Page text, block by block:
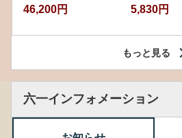
46,200円 5,830円
もっと見る
六一インフォメーション